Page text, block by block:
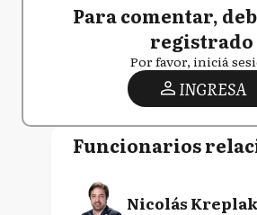
Para comentar,
registrado
Por favor, iniciá
INGRESA
Funcionarios
Nicolás Kreplak